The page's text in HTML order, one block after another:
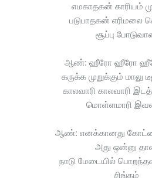
எமகாதகன் காரியம்
படுபாதகன் எரிமலை
சூப்பு
ஆண்: ஹீரோ ஹீரோ
கருக்க முறுக்கும் மாலு
காலவாரி காலவாரி
மொள்ளமாரி
ஆண்: எனக்கானது
அது ஒன்னு
நாடு மேடையில்
சிங்கம்